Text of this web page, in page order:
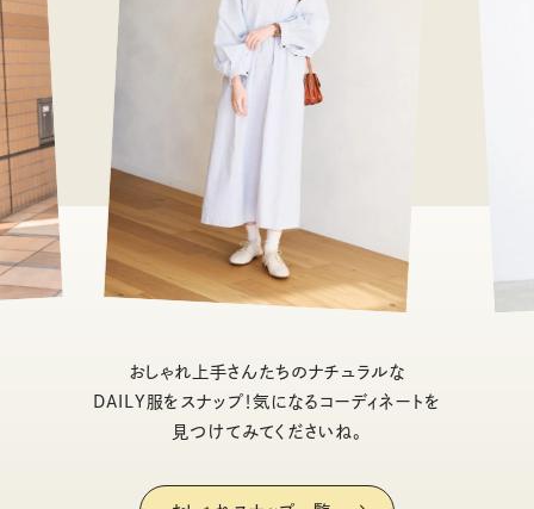
おしゃれ上手さんたちのナチュラルな
DAILY服をスナップ！気になるコーディネートを
見つけてみてくださいね。